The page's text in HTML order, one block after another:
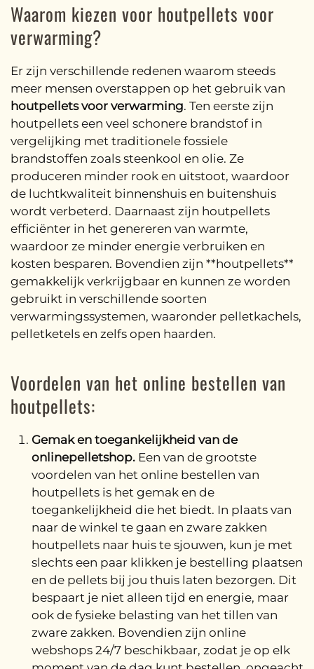
Waarom kiezen voor houtpellets voor
verwarming?
Er zijn verschillende redenen waarom steeds
meer mensen overstappen op het gebruik van
houtpellets voor verwarming. Ten eerste zijn
houtpellets een veel schonere brandstof in
vergelijking met traditionele fossiele
brandstoffen zoals steenkool en olie. Ze
produceren minder rook en uitstoot, waardoor
de luchtkwaliteit binnenshuis en buitenshuis
wordt verbeterd. Daarnaast zijn houtpellets
efficiënter in het genereren van warmte,
waardoor ze minder energie verbruiken en
kosten besparen. Bovendien zijn **houtpellets**
gemakkelijk verkrijgbaar en kunnen ze worden
gebruikt in verschillende soorten
verwarmingssystemen, waaronder pelletkachels,
pelletketels en zelfs open haarden.
Voordelen van het online bestellen van
houtpellets:
Gemak en toegankelijkheid van de
onlinepelletshop. Een van de grootste
voordelen van het online bestellen van
houtpellets is het gemak en de
toegankelijkheid die het biedt. In plaats van
naar de winkel te gaan en zware zakken
houtpellets naar huis te sjouwen, kun je met
slechts een paar klikken je bestelling plaatsen
en de pellets bij jou thuis laten bezorgen. Dit
bespaart je niet alleen tijd en energie, maar
ook de fysieke belasting van het tillen van
zware zakken. Bovendien zijn online
webshops 24/7 beschikbaar, zodat je op elk